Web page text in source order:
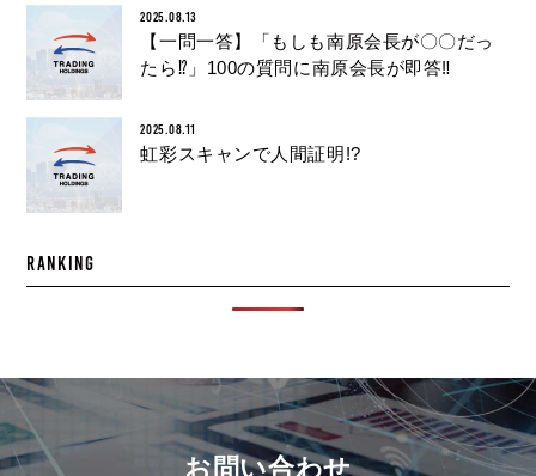
2025.08.13
【一問一答】「もしも南原会長が〇〇だっ
たら⁉︎」100の質問に南原会長が即答‼︎
2025.08.11
虹彩スキャンで人間証明!?
RANKING
お問い合わせ